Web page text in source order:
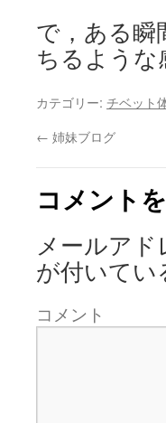
で，ある瞬
ちるような
カテゴリー: チベット
← 姉妹ブログ
コメント
メールア
が付いてい
コメント